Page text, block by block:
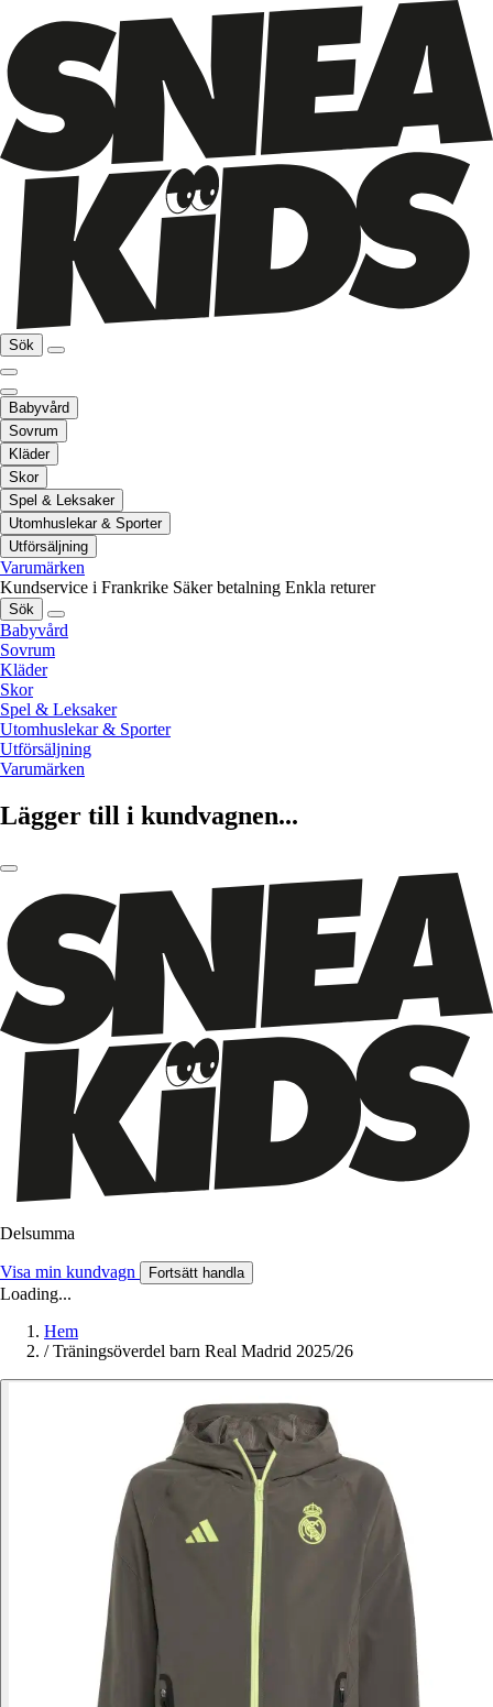
Sök
Babyvård
Sovrum
Kläder
Skor
Spel & Leksaker
Utomhuslekar & Sporter
Utförsäljning
Varumärken
Kundservice i Frankrike Säker betalning Enkla returer
Sök
Babyvård
Sovrum
Kläder
Skor
Spel & Leksaker
Utomhuslekar & Sporter
Utförsäljning
Varumärken
Lägger till i kundvagnen...
Delsumma
Visa min kundvagn Fortsätt handla
Loading...
Hem
/ Träningsöverdel barn Real Madrid 2025/26